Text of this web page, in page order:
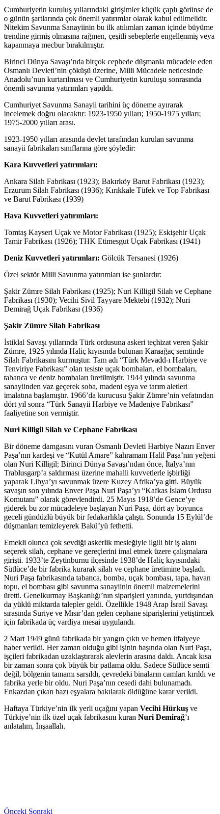
Cumhuriyetin kuruluş yıllarındaki girişimler küçük çaplı görünse de
o günün şartlarında çok önemli yatırımlar olarak kabul edilmelidir.
Nitekim Savunma Sanayiinin bu ilk atılımları zaman içinde büyüme
trendine girmiş olmasına rağmen, çeşitli sebeplerle engellenmiş veya
kapanmaya mecbur bırakılmıştır.
Birinci Dünya Savaşı’nda birçok cephede düşmanla mücadele eden
Osmanlı Devleti’nin çöküşü üzerine, Milli Mücadele neticesinde
Anadolu’nun kurtarılması ve Cumhuriyetin kuruluşu sonrasında
önemli savunma yatırımları yapıldı.
Cumhuriyet Savunma Sanayii tarihini üç döneme ayırarak
incelemek doğru olacaktır: 1923-1950 yılları; 1950-1975 yılları;
1975-2000 yılları arası.
1923-1950 yılları arasında devlet tarafından kurulan savunma
sanayii fabrikaları sınıflarına göre şöyledir:
Kara Kuvvetleri yatırımları:
Ankara Silah Fabrikası (1923); Bakırköy Barut Fabrikası (1923);
Erzurum Silah Fabrikası (1936); Kırıkkale Tüfek ve Top Fabrikası
ve Barut Fabrikası (1939)
Hava Kuvvetleri yatırımları:
Tomtaş Kayseri Uçak ve Motor Fabrikası (1925); Eskişehir Uçak
Tamir Fabrikası (1926); THK Etimesgut Uçak Fabrikası (1941)
Deniz Kuvvetleri yatırımları: Gölcük Tersanesi (1926)
Özel sektör Milli Savunma yatırımları ise şunlardır:
Şakir Zümre Silah Fabrikası (1925); Nuri Killigil Silah ve Cephane
Fabrikası (1930); Vecihi Sivil Tayyare Mektebi (1932); Nuri
Demirağ Uçak Fabrikası (1936)
Şakir Zümre Silah Fabrikası
İstiklal Savaşı yıllarında Türk ordusuna askeri teçhizat veren Şakir
Zümre, 1925 yılında Haliç kıyısında bulunan Karaağaç semtinde
Silah Fabrikasını kurmuştur. Tam adı “Türk Mevadd-ı Harbiye ve
Tenviriye Fabrikası” olan tesiste uçak bombaları, el bombaları,
tabanca ve deniz bombaları üretilmiştir. 1944 yılında savunma
sanayiinden vaz geçerek soba, madeni eşya ve tarım aletleri
imalatına başlamıştır. 1966’da kurucusu Şakir Zümre’nin vefatından
dört yıl sonra “Türk Sanayii Harbiye ve Madeniye Fabrikası”
faaliyetine son vermiştir.
Nuri Killigil Silah ve Cephane Fabrikası
Bir döneme damgasını vuran Osmanlı Devleti Harbiye Nazırı Enver
Paşa’nın kardeşi ve “Kutül Amare” kahramanı Halil Paşa’nın yeğeni
olan Nuri Killigil; Birinci Dünya Savaşı’ndan önce, İtalya’nın
Trablusgarp’a saldırması üzerine mahalli kuvvetlerle işbirliği
yaparak Libya’yı savunmak üzere Kuzey Afrika’ya gitti. Büyük
savaşın son yılında Enver Paşa Nuri Paşa’yı “Kafkas İslam Ordusu
Komutanı” olarak görevlendirdi. 25 Mayıs 1918’de Gence’ye
giderek bu zor mücadeleye başlayan Nuri Paşa, dört ay boyunca
geceli gündüzlü büyük bir fedakarlıkla çalıştı. Sonunda 15 Eylül’de
düşmanları temizleyerek Bakü’yü fethetti.
Emekli olunca çok sevdiği askerlik mesleğiyle ilgili bir iş alanı
seçerek silah, cephane ve gereçlerini imal etmek üzere çalışmalara
girişti. 1933’te Zeytinburnu ilçesinde 1938’de Haliç kıyısındaki
Sütlüce’de bir fabrika kurarak silah ve cephane üretimine başladı.
Nuri Paşa fabrikasında tabanca, bomba, uçak bombası, tapa, havan
topu, el bombası gibi savunma sanayiinin önemli malzemelerini
üretti. Genelkurmay Başkanlığı’nın siparişleri yanında, yurtdışından
da yüklü miktarda talepler geldi. Özellikle 1948 Arap İsrail Savaşı
sırasında Suriye ve Mısır’dan gelen cephane siparişlerini yetiştirmek
için fabrikada üç vardiya mesai uygulandı.
2 Mart 1949 günü fabrikada bir yangın çıktı ve hemen itfaiyeye
haber verildi. Her zaman olduğu gibi işinin başında olan Nuri Paşa,
işçileri fabrikadan uzaklaştırarak alevlerin arasına daldı. Ancak kısa
bir zaman sonra çok büyük bir patlama oldu. Sadece Sütlüce semti
değil, bölgenin tamamı sarsıldı, çevredeki binaların camları kırıldı ve
fabrika yerle bir oldu. Nuri Paşa’nın cesedi dahi bulunamadı.
Enkazdan çıkan bazı eşyalara bakılarak öldüğüne karar verildi.
Haftaya Türkiye’nin ilk yerli uçağını yapan Vecihi Hürkuş ve
Türkiye’nin ilk özel uçak fabrikasını kuran Nuri Demirağ’ı
anlatalım, İnşaallah.
Önceki Sonraki